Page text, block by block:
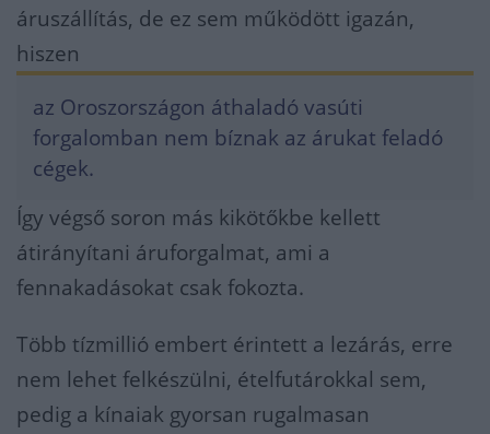
áruszállítás, de ez sem működött igazán,
hiszen
az Oroszországon áthaladó vasúti
forgalomban nem bíznak az árukat feladó
cégek.
Így végső soron más kikötőkbe kellett
átirányítani áruforgalmat, ami a
fennakadásokat csak fokozta.
Több tízmillió embert érintett a lezárás, erre
nem lehet felkészülni, ételfutárokkal sem,
pedig a kínaiak gyorsan rugalmasan